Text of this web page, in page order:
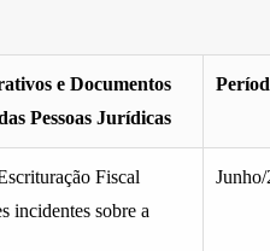
e Documentos
Pessoas Jurídicas
Fiscal
incidentes sobre a